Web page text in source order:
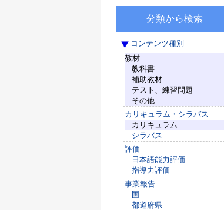
分類から検索
コンテンツ種別
教材
教科書
補助教材
テスト、練習問題
その他
カリキュラム・シラバス
カリキュラム
シラバス
評価
日本語能力評価
指導力評価
事業報告
国
都道府県